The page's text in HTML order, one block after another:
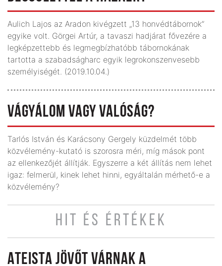
Aulich Lajos az Aradon kivégzett „13 honvédtábornok”
egyike volt. Görgei Artúr, a tavaszi hadjárat fővezére a
legképzettebb és legmegbízhatóbb tábornokának
tartotta a szabadságharc egyik legrokon­szenvesebb
személyiségét. (2019.10.04.)
VÁGYÁLOM VAGY VALÓSÁG?
Tarlós István és Karácsony Gergely küzdelmét több
közvélemény-kutató is szorosra méri, míg mások pont
az ellenkezőjét állítják. Egyszerre a két állítás nem lehet
igaz: felmerül, kinek lehet hinni, egyáltalán mérhető-e a
közvélemény?
HIT ÉS ÉRTÉKEK
ATEISTA JÖVŐT VÁRNAK A